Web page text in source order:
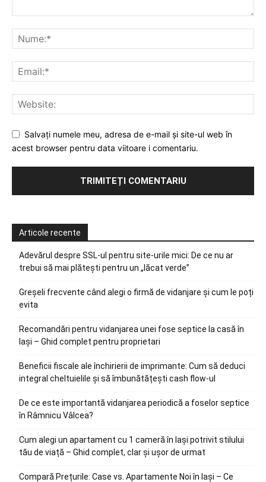
Salvați numele meu, adresa de e-mail și site-ul web în
acest browser pentru data viitoare i comentariu.
Articole recente
Adevărul despre SSL-ul pentru site-urile mici: De ce nu ar
trebui să mai plătești pentru un „lăcat verde”
Greșeli frecvente când alegi o firmă de vidanjare și cum le poți
evita
Recomandări pentru vidanjarea unei fose septice la casă în
Iași – Ghid complet pentru proprietari
Beneficii fiscale ale închirierii de imprimante: Cum să deduci
integral cheltuielile și să îmbunătățești cash flow-ul
De ce este importantă vidanjarea periodică a foselor septice
în Râmnicu Vâlcea?
Cum alegi un apartament cu 1 cameră în Iași potrivit stilului
tău de viață – Ghid complet, clar și ușor de urmat
Compară Prețurile: Case vs. Apartamente Noi în Iași – Ce